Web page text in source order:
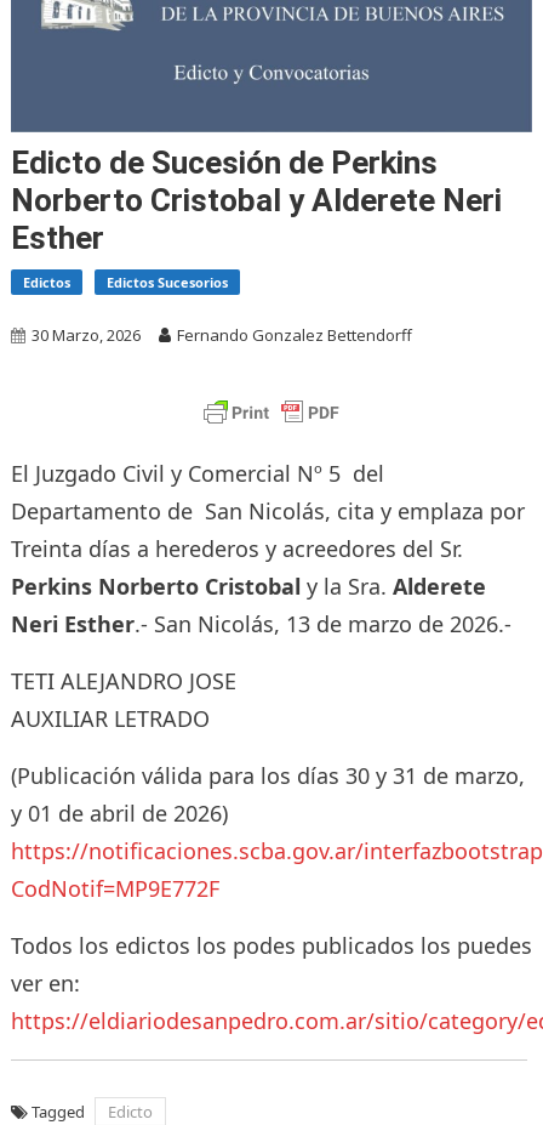
Edicto de Sucesión de Perkins
Norberto Cristobal y Alderete Neri
Esther
Edictos Edictos Sucesorios
30 Marzo, 2026 Fernando Gonzalez Bettendorff
El Juzgado Civil y Comercial Nº 5 del
Departamento de San Nicolás, cita y emplaza por
Treinta días a herederos y acreedores del Sr.
Perkins Norberto Cristobal y la Sra. Alderete
Neri Esther.- San Nicolás, 13 de marzo de 2026.-
TETI ALEJANDRO JOSE
AUXILIAR LETRADO
(Publicación válida para los días 30 y 31 de marzo,
y 01 de abril de 2026)
https://notificaciones.scba.gov.ar/
CodNotif=MP9E772F
Todos los edictos los podes publicados los puedes
ver en:
https://eldiariodesanpedro.com.ar/sitio/category/
Tagged
Edicto